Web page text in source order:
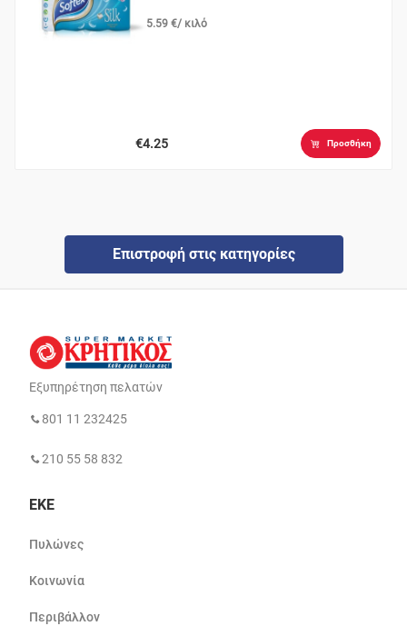
5.59 €/ κιλό
€4.25 Προσθήκη
Επιστροφή στις κατηγορίες
Εξυπηρέτηση πελατών
801 11 232425
210 55 58 832
ΕΚΕ
Πυλώνες
Κοινωνία
Περιβάλλον